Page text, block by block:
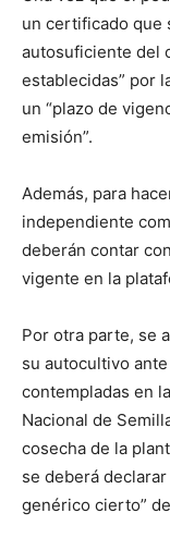
un certificado que
autosuficiente del
establecidas” por
un “plazo de
emisión”.
Además, para
independiente
deberán contar
vigente en la
Por otra parte, se
su autocultivo
contempladas en
Nacional de
cosecha de la
se deberá
genérico cierto”